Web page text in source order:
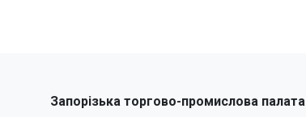
Запорізька торгово-промислова палата